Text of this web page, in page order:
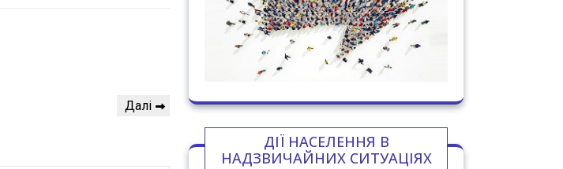
Наступний
Далі
ДІЇ НАСЕЛЕННЯ В
НАДЗВИЧАЙНИХ СИТУАЦІЯХ